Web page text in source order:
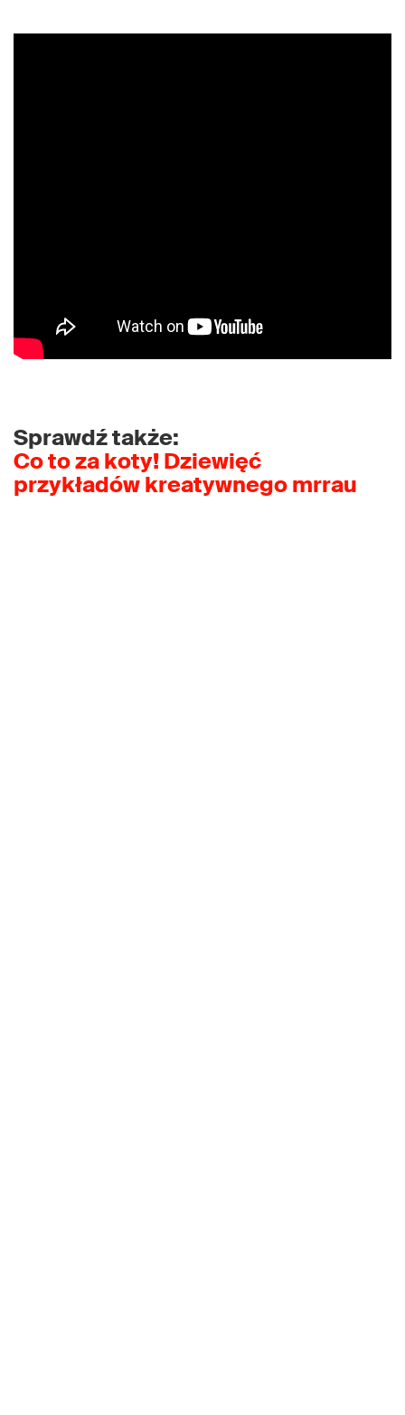
Sprawdź także:
Co to za koty! Dziewięć
przykładów kreatywnego mrrau